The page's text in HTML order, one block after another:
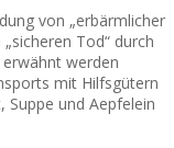
von „erbärmlicher
Tod“ durch
werden
mit Hilfsgütern
Suppe und Aepfelein